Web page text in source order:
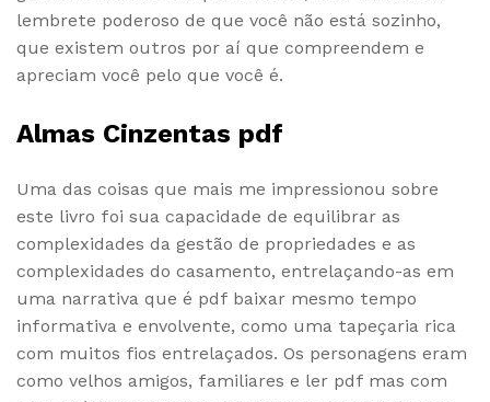
lembrete poderoso de que você não está sozinho,
que existem outros por aí que compreendem e
apreciam você pelo que você é.
Almas Cinzentas pdf
Uma das coisas que mais me impressionou sobre
este livro foi sua capacidade de equilibrar as
complexidades da gestão de propriedades e as
complexidades do casamento, entrelaçando-as em
uma narrativa que é pdf baixar mesmo tempo
informativa e envolvente, como uma tapeçaria rica
com muitos fios entrelaçados. Os personagens eram
como velhos amigos, familiares e ler pdf mas com